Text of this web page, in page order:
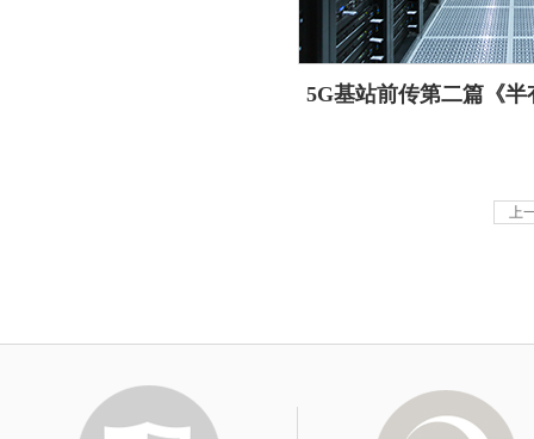
5G基站前传第二篇《
上